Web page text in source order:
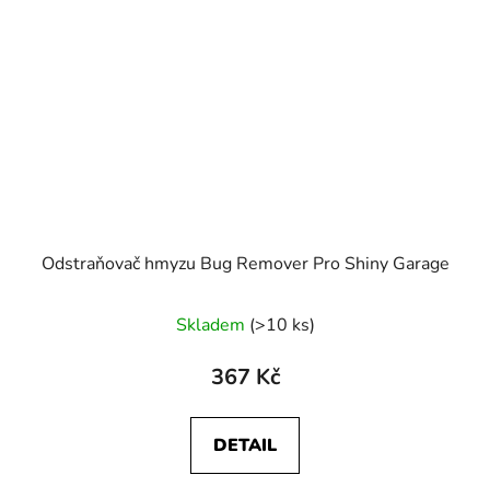
Odstraňovač hmyzu Bug Remover Pro Shiny Garage
hodnocení
produktu
5,0
z
Skladem (>10 ks)
367 Kč
DETAIL